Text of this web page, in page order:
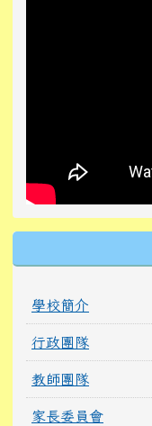
學校簡介
行政團隊
教師團隊
家長委員會